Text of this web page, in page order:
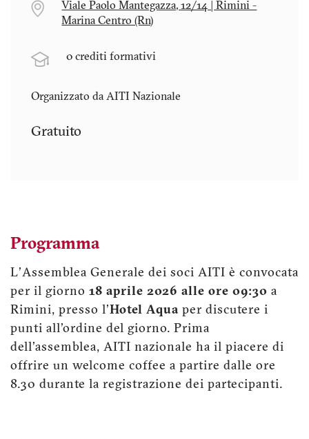
Viale Paolo Mantegazza, 12/14 | Rimini -
Marina Centro (Rn)
0 crediti formativi
Organizzato da AITI Nazionale
Gratuito
Programma
L'Assemblea Generale dei soci AITI è convocata
per il giorno 18 aprile 2026 alle ore 09:30 a
Rimini, presso l'Hotel Aqua per discutere i
punti all'ordine del giorno. Prima
dell'assemblea, AITI nazionale ha il piacere di
offrire un welcome coffee a partire dalle ore
8.30 durante la registrazione dei partecipanti.